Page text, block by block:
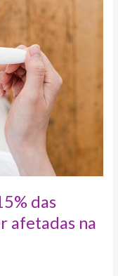
das
afetadas na